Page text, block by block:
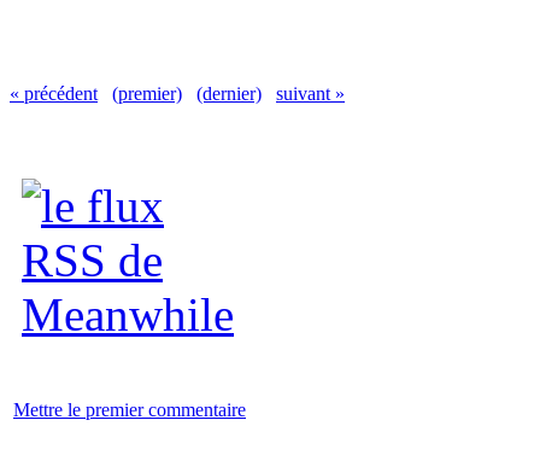
« précédent (premier) (dernier) suivant »
Mettre le premier commentaire